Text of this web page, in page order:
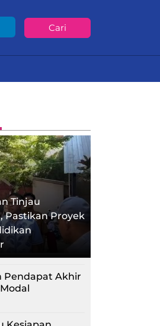
Cari
Tinjau
Pastikan Proyek
Pendapat Akhir